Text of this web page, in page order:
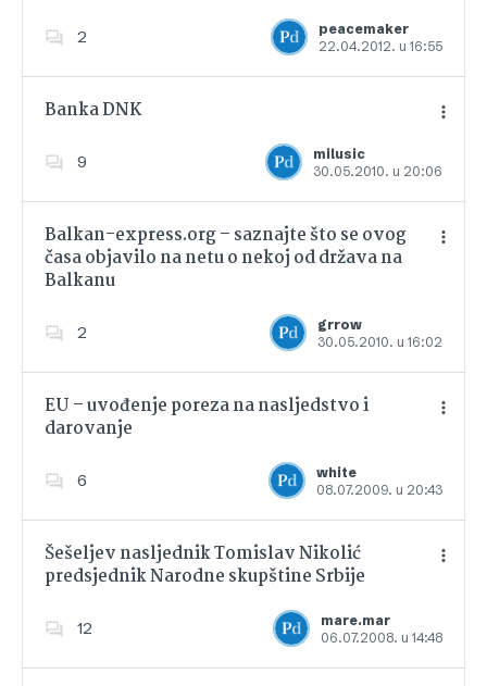
2
peacemaker
22.04.2012. u 16:55
Dodajte u favorite
Banka DNK
9
milusic
30.05.2010. u 20:06
Dodajte u favorite
Balkan-express.org – saznajte što se ovog
časa objavilo na netu o nekoj od država na
Balkanu
2
grrow
30.05.2010. u 16:02
EU – uvođenje poreza na nasljedstvo i
darovanje
6
white
08.07.2009. u 20:43
Dodajte u favorite
Šešeljev nasljednik Tomislav Nikolić
predsjednik Narodne skupštine Srbije
12
mare.mar
06.07.2008. u 14:48
Dodajte u favorite